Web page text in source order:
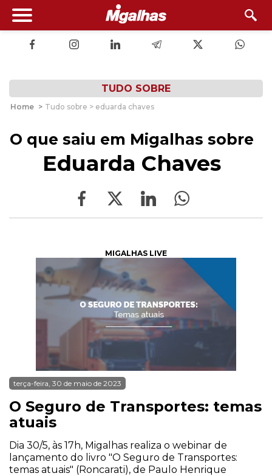
TUDO SOBRE
Home > Tudo sobre > eduarda chaves
O que saiu em Migalhas sobre
Eduarda Chaves
MIGALHAS LIVE
terça-feira, 30 de maio de 2023
O Seguro de Transportes: temas
atuais
Dia 30/5, às 17h, Migalhas realiza o webinar de
lançamento do livro "O Seguro de Transportes:
temas atuais" (Roncarati), de Paulo Henrique